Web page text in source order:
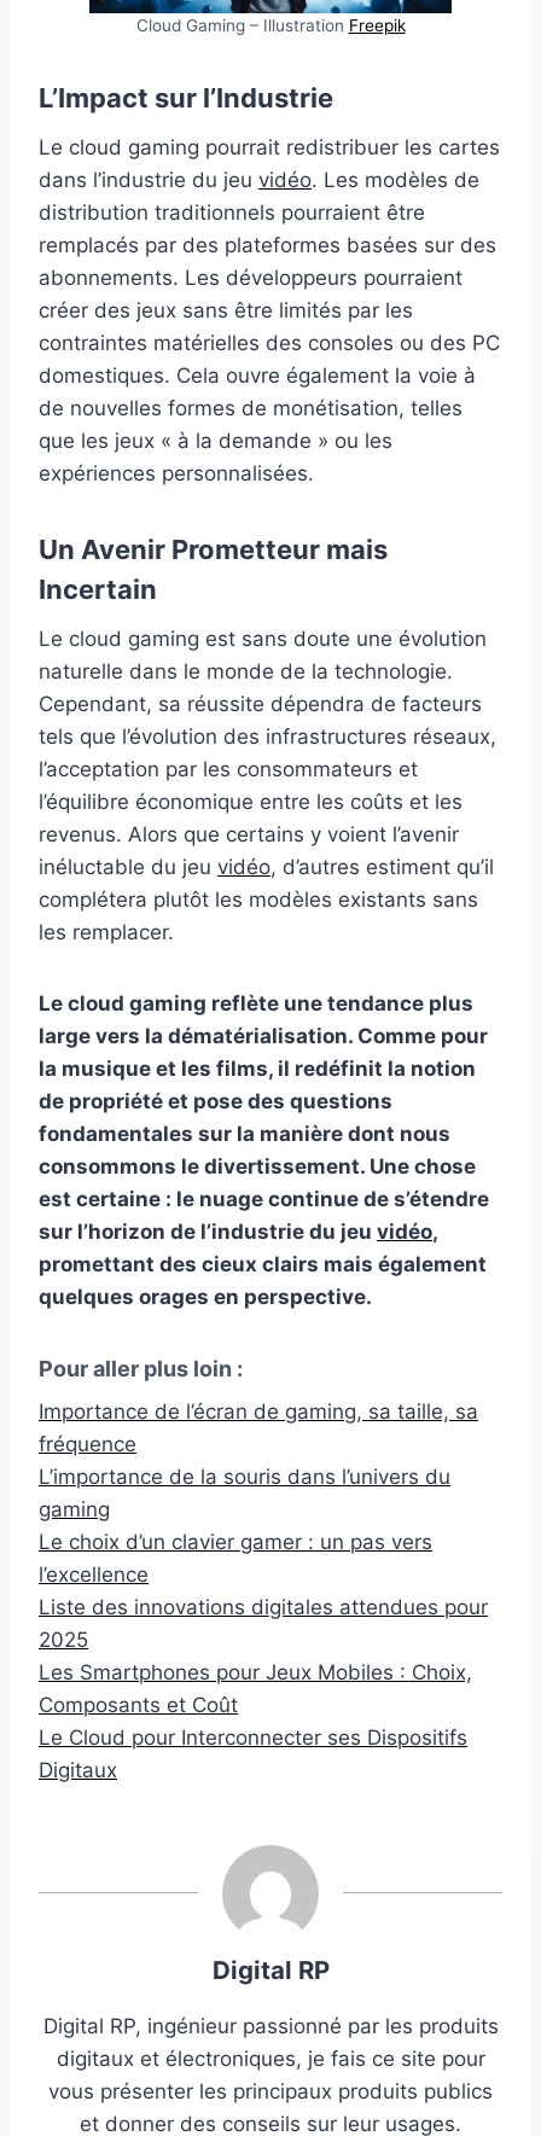
Cloud Gaming – Illustration Freepik
L’Impact sur l’Industrie
Le cloud gaming pourrait redistribuer les cartes
dans l’industrie du jeu vidéo. Les modèles de
distribution traditionnels pourraient être
remplacés par des plateformes basées sur des
abonnements. Les développeurs pourraient
créer des jeux sans être limités par les
contraintes matérielles des consoles ou des PC
domestiques. Cela ouvre également la voie à
de nouvelles formes de monétisation, telles
que les jeux « à la demande » ou les
expériences personnalisées.
Un Avenir Prometteur mais
Incertain
Le cloud gaming est sans doute une évolution
naturelle dans le monde de la technologie.
Cependant, sa réussite dépendra de facteurs
tels que l’évolution des infrastructures réseaux,
l’acceptation par les consommateurs et
l’équilibre économique entre les coûts et les
revenus. Alors que certains y voient l’avenir
inéluctable du jeu vidéo, d’autres estiment qu’il
complétera plutôt les modèles existants sans
les remplacer.
Le cloud gaming reflète une tendance plus
large vers la dématérialisation. Comme pour
la musique et les films, il redéfinit la notion
de propriété et pose des questions
fondamentales sur la manière dont nous
consommons le divertissement. Une chose
est certaine : le nuage continue de s’étendre
sur l’horizon de l’industrie du jeu vidéo,
promettant des cieux clairs mais également
quelques orages en perspective.
Pour aller plus loin :
Importance de l’écran de gaming, sa taille, sa
fréquence
L’importance de la souris dans l’univers du
gaming
Le choix d’un clavier gamer : un pas vers
l’excellence
Liste des innovations digitales attendues pour
2025
Les Smartphones pour Jeux Mobiles : Choix,
Composants et Coût
Le Cloud pour Interconnecter ses Dispositifs
Digitaux
Digital RP
Digital RP, ingénieur passionné par les produits
digitaux et électroniques, je fais ce site pour
vous présenter les principaux produits publics
et donner des conseils sur leur usages.